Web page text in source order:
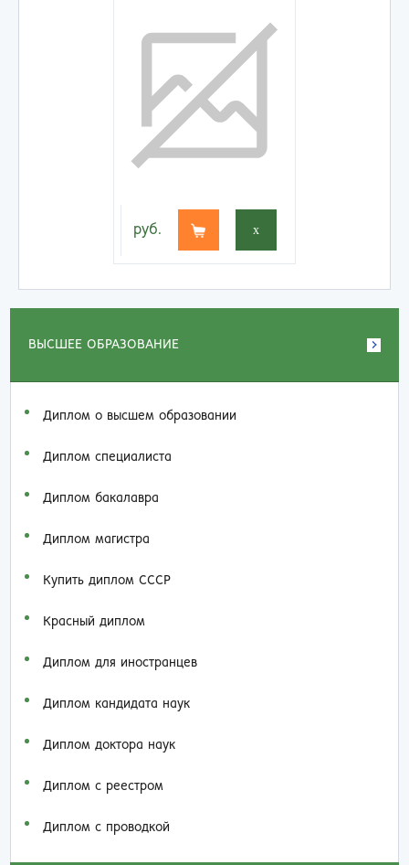
ВЫСШЕЕ ОБРАЗОВАНИЕ
Диплом о высшем образовании
Диплом специалиста
Диплом бакалавра
Диплом магистра
Купить диплом СССР
Красный диплом
Диплом для иностранцев
Диплом кандидата наук
Диплом доктора наук
Диплом с реестром
Диплом с проводкой
руб. x